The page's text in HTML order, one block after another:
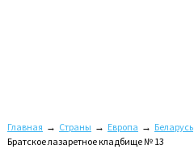
Главная → Страны → Европа → Беларусь
Братское лазаретное кладбище № 13